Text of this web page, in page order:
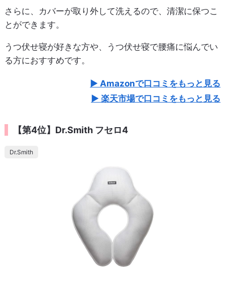
さらに、カバーが取り外して洗えるので、清潔に保つこ
とができます。
うつ伏せ寝が好きな方や、うつ伏せ寝で腰痛に悩んでい
る方におすすめです。
Amazonで口コミをもっと見る
楽天市場で口コミをもっと見る
【第4位】Dr.Smith フセロ4
Dr.Smith